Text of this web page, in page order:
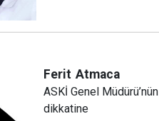
Ferit Atmaca
ASKİ Genel Müdürü’nün
dikkatine